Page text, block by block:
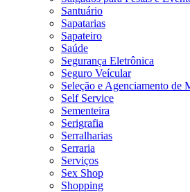
Santuário
Sapatarias
Sapateiro
Saúde
Segurança Eletrônica
Seguro Veícular
Seleção e Agenciamento de
Self Service
Sementeira
Serigrafia
Serralharias
Serraria
Serviços
Sex Shop
Shopping